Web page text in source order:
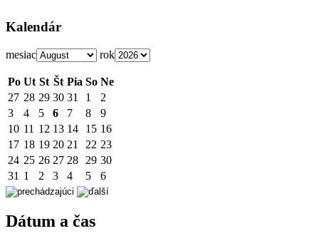
Kalendár
mesiac rok
Po Ut St Št Pia So Ne
27 28 29 30 31 1
2
3
4 5 6 7 8
9
10 11 12 13 14 15 16
17 18 19 20 21 22 23
24 25 26 27 28 29 30
31 1 2 3 4 5 6
Dátum a čas